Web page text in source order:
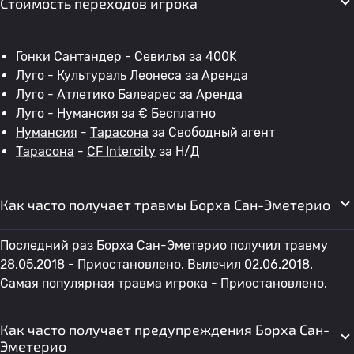
Гонки Сантандер - Севилья за 400K
Луго - Культураль Леонеса за Аренда
Луго - Атлетико Балеарес за Аренда
Луго - Нумансия за € Бесплатно
Нумансия - Тарасона за Свободный агент
Тарасона - CF Intercity за Н/Д
Как часто получает травмы Борха Сан-Эметерио
Последний раз Борха Сан-Эметерио получил травму
28.05.2018 - Приостановлено. Вылечил 02.06.2018.
Самая популярная травма игрока - Приостановлено.
Как часто получает предупреждения Борха Сан-
Эметерио